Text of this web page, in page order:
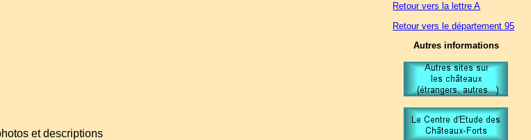
et descriptions
Retour vers la lettre A
Retour vers le département 95
Autres informations